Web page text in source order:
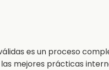
es un proceso
mejores prácticas